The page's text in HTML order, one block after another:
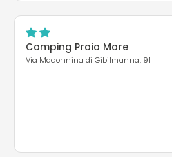
Camping Praia Mare
Via Madonnina di Gibilmanna, 91